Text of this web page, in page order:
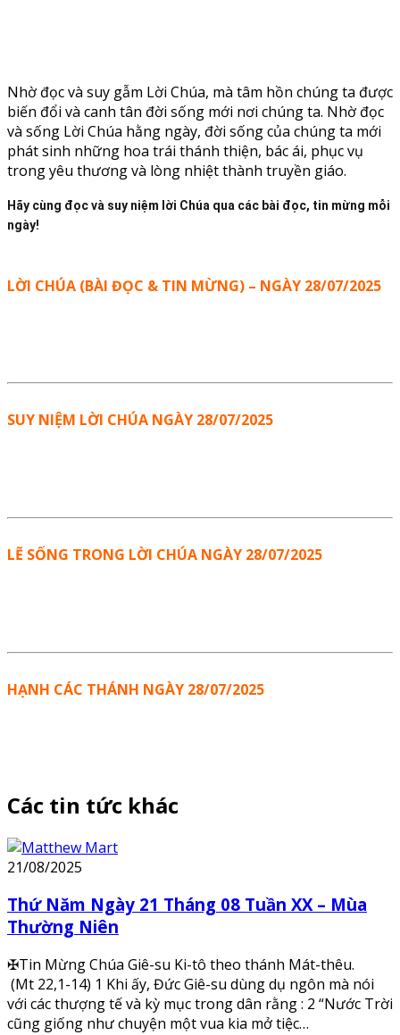
Nhờ đọc và suy gẫm Lời Chúa, mà tâm hồn chúng ta được
biến đổi và canh tân đời sống mới nơi chúng ta. Nhờ đọc
và sống Lời Chúa hằng ngày, đời sống của chúng ta mới
phát sinh những hoa trái thánh thiện, bác ái, phục vụ
trong yêu thương và lòng nhiệt thành truyền giáo.
Hãy cùng đọc và suy niệm lời Chúa qua các bài đọc, tin mừng mỗi
ngày!
LỜI CHÚA (BÀI ĐỌC & TIN MỪNG) – NGÀY 28/07/2025
SUY NIỆM LỜI CHÚA NGÀY 28/07/2025
LẼ SỐNG TRONG LỜI CHÚA NGÀY 28/07/2025
HẠNH CÁC THÁNH NGÀY 28/07/2025
Các tin tức khác
21/08/2025
Thứ Năm Ngày 21 Tháng 08 Tuần XX – Mùa
Thường Niên
✠Tin Mừng Chúa Giê-su Ki-tô theo thánh Mát-thêu.
(Mt 22,1-14) 1 Khi ấy, Đức Giê-su dùng dụ ngôn mà nói
với các thượng tế và kỳ mục trong dân rằng : 2 “Nước Trời
cũng giống như chuyện một vua kia mở tiệc…